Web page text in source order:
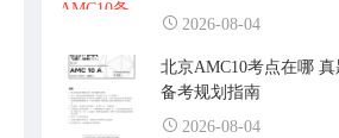
2026-08-04
北京AMC10考点在哪 真
备考规划指南
2026-08-04